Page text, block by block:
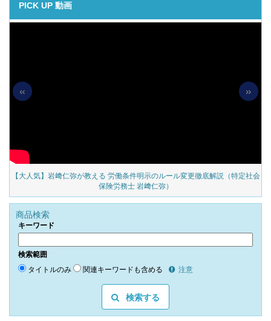
PICK UP 動画
【大人気】岩﨑仁弥が教える 労働条件明示のルール変更徹底解説（特定社会
保険労務士 岩﨑仁弥）
« »
商品検索
キーワード
検索範囲
タイトルのみ 関連キーワードも含める 注意
検索する